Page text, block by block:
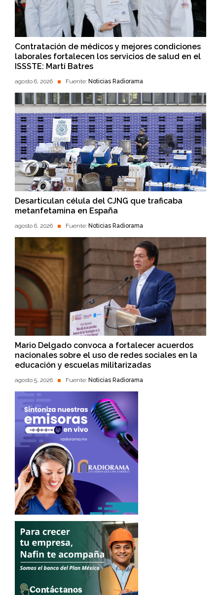
Contratación de médicos y mejores condiciones
laborales fortalecen los servicios de salud en el
ISSSTE: Martí Batres
agosto 6, 2026 Fuente: Noticias Radiorama
Desarticulan célula del CJNG que traficaba
metanfetamina en España
agosto 6, 2026 Fuente: Noticias Radiorama
Mario Delgado convoca a fortalecer acuerdos
nacionales sobre el uso de redes sociales en la
educación y escuelas militarizadas
agosto 5, 2026 Fuente: Noticias Radiorama